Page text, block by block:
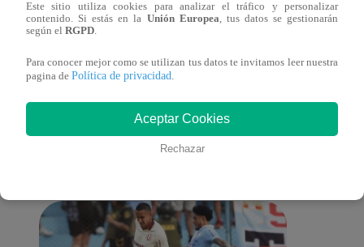
También te puede
interesar
Este sitio utiliza cookies para analizar el tráfico y personalizar
contenido. Si estás en la Unión Europea, tus datos se gestionarán
según el RGPD.
Para conocer mejor como se utilizan tus datos te invitamos leer nuestra
pagina de Política de privacidad.
Aceptar Cookies
Rechazar